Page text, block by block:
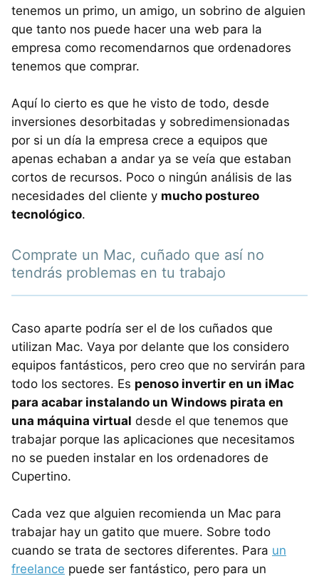
tenemos un primo, un amigo, un sobrino de alguien
que tanto nos puede hacer una web para la
empresa como recomendarnos que ordenadores
tenemos que comprar.
Aquí lo cierto es que he visto de todo, desde
inversiones desorbitadas y sobredimensionadas
por si un día la empresa crece a equipos que
apenas echaban a andar ya se veía que estaban
cortos de recursos. Poco o ningún análisis de las
necesidades del cliente y mucho postureo
tecnológico.
Comprate un Mac, cuñado que así no
tendrás problemas en tu trabajo
Caso aparte podría ser el de los cuñados que
utilizan Mac. Vaya por delante que los considero
equipos fantásticos, pero creo que no servirán para
todo los sectores. Es penoso invertir en un iMac
para acabar instalando un Windows pirata en
una máquina virtual desde el que tenemos que
trabajar porque las aplicaciones que necesitamos
no se pueden instalar en los ordenadores de
Cupertino.
Cada vez que alguien recomienda un Mac para
trabajar hay un gatito que muere. Sobre todo
cuando se trata de sectores diferentes. Para un
freelance puede ser fantástico, pero para un